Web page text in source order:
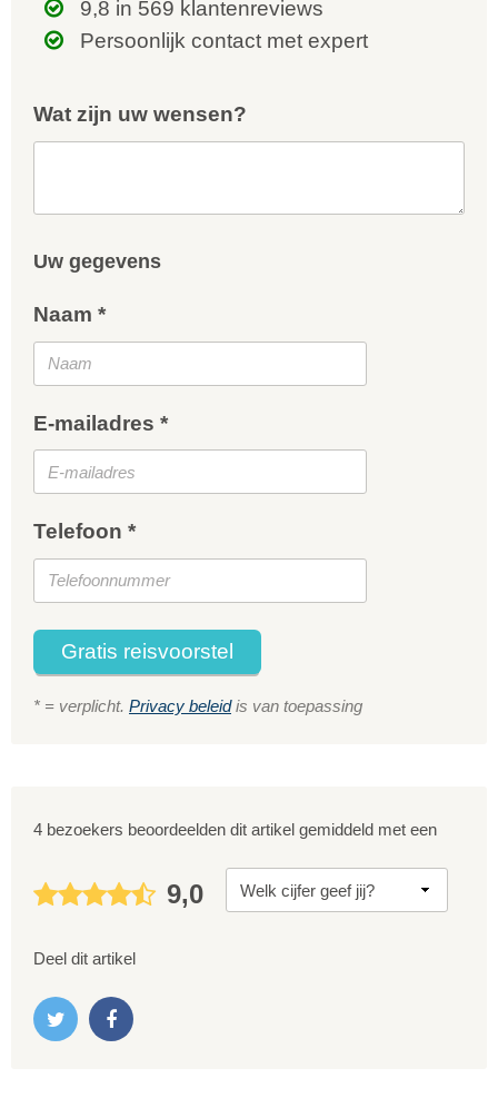
9,8 in 569 klantenreviews
Persoonlijk contact met expert
Wat zijn uw wensen?
Uw gegevens
Naam *
E-mailadres *
Telefoon *
Gratis reisvoorstel
* = verplicht. Privacy beleidis van toepassing
4 bezoekers beoordeelden dit artikel gemiddeld met een
9,0
Deel dit artikel